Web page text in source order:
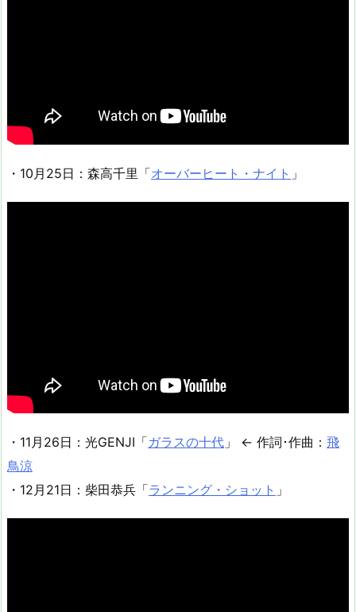
・10月25日：森高千里「オーバーヒート・ナイト 」
・11月26日：光GENJI「ガラスの十代 」 ← 作詞･作曲： 飛
鳥涼
・12月21日：柴田恭兵「ランニング・ショット 」